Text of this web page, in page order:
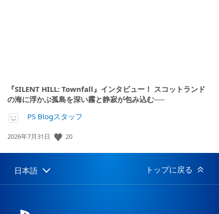
『SILENT HILL: Townfall』インタビュー！ スコットランド
の海に浮かぶ孤島を深い霧と静寂が包み込む──
PS Blogスタッフ
公
日:
2026年7月31日 20
Select
a
Current
region:
日本語 トップに戻る